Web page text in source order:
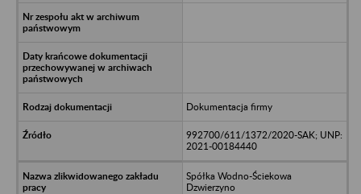
Dokumentacja firmy
992700/611/1372/2020-SAK; UNP:
2021-00184440
Spółka Wodno-Ściekowa
Dzwierzyno